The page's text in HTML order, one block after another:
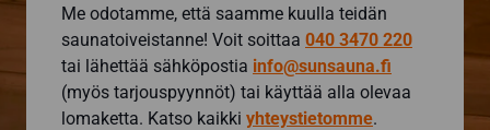
Me odotamme, että saamme kuulla teidän
saunatoiveistanne! Voit soittaa 040 3470 220
tai lähettää sähköpostia info@sunsauna.fi
(myös tarjouspyynnöt) tai käyttää alla olevaa
lomaketta. Katso kaikki yhteystietomme.